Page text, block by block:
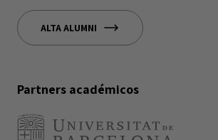
ALTA ALUMNI
Partners académicos